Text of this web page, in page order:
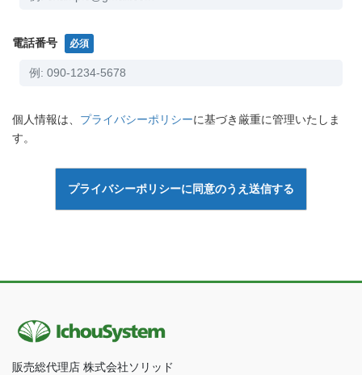
電話番号 必須
個人情報は、 プライバシーポリシーに基づき厳重に管理いたしま
す。
販売総代理店 株式会社ソリッド